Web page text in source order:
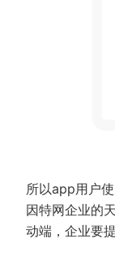
所以app用户
因特网企业的
动端，企业要